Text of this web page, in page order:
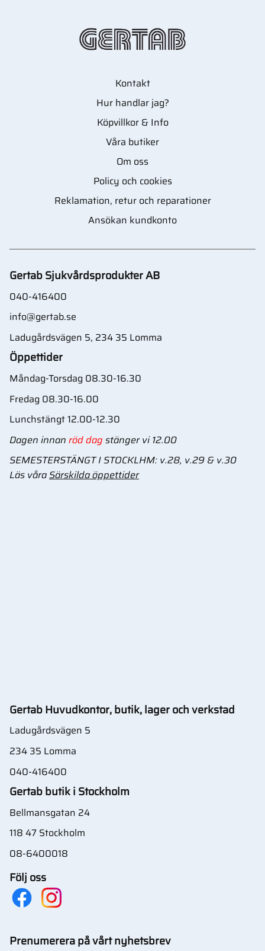
Kontakt
Hur handlar jag?
Köpvillkor & Info
Våra butiker
Om oss
Policy och cookies
Reklamation, retur och reparationer
Ansökan kundkonto
Gertab Sjukvårdsprodukter AB
040-416400
info@gertab.se
Ladugårdsvägen 5, 234 35 Lomma
Öppettider
Måndag-Torsdag 08.30-16.30
Fredag 08.30-16.00
Lunchstängt 12.00-12.30
Dagen innan röd dag stänger vi 12.00
SEMESTERSTÄNGT I STOCKLHM: v.28, v.29 & v.30
Läs våraSärskilda öppettider
Gertab Huvudkontor, butik, lager och verkstad
Ladugårdsvägen 5
234 35 Lomma
040-416400
Gertab butik i Stockholm
Bellmansgatan 24
118 47 Stockholm
08-6400018
Följ oss
Prenumerera på vårt nyhetsbrev